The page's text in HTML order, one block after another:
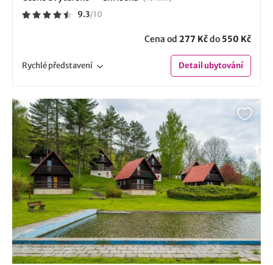
9.3/10
Cena od 277 Kčdo 550 Kč
Rychlépředstavení Detailubytování